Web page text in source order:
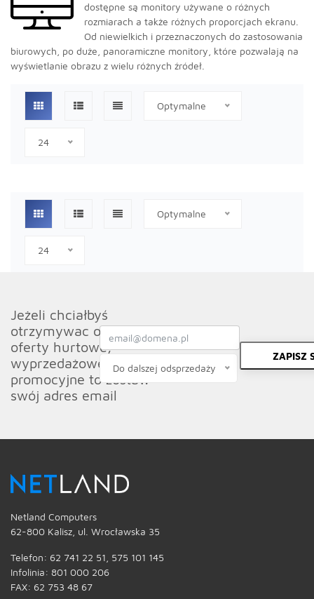
dostępne są monitory używane o różnych
rozmiarach a także różnych proporcjach ekranu.
Od niewielkich i przeznaczonych do zastosowania
biurowych, po duże, panoramiczne monitory, które pozwalają na
wyświetlanie obrazu z wielu różnych źródeł.
Optymalne
24
Optymalne
24
Jeżeli chciałbyś
otrzymywac od nas
oferty hurtowe,
wyprzedażowe oraz
promocyjne to zostaw
swój adres email
Do dalszej odsprzedaży
ZAPISZ
Netland Computers
62-800 Kalisz, ul. Wrocławska 35
Telefon: 62 741 22 51, 575 101 145
Infolinia: 801 000 206
FAX: 62 753 48 67